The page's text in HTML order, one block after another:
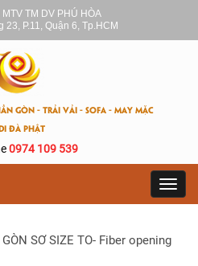
TM DV PHÚ HÒA
P.11, Quận 6, Tp.HCM
GÒN - TRẢI VẢI - SOFA - MAY MẶC
ĐÀ PHẬT
0974 109 539
SƠ SIZE TO- Fiber opening